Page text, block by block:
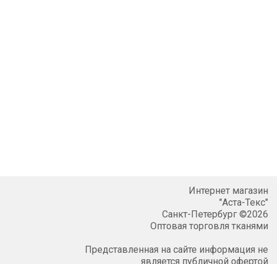
Интернет магазин
"Аста-Текс"
Санкт-Петербург ©2026
Оптовая торговля тканями
Представленная на сайте информация не
является публичной офертой